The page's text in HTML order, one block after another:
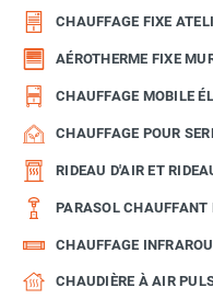
CHAUFFAGE FIXE
AÉROTHERME FIXE
CHAUFFAGE MOBILE
CHAUFFAGE POUR
RIDEAU D'AIR ET
PARASOL CHAUFFANT
CHAUFFAGE
CHAUDIÈRE À AIR